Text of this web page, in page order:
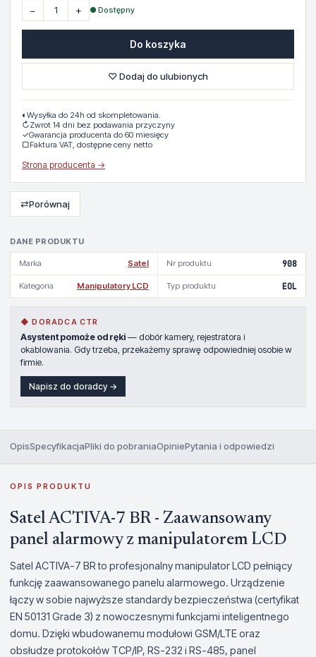
DANE PRODUKTU
Marka Satel Nr produktu 908
Kategoria Manipulatory LCD Typ produktu EOL
◆ DORADCA CTR
Asystent pomoże od ręki — dobór kamery, rejestratora i
okablowania. Gdy trzeba, przekażemy sprawę odpowiedniej osobie w
firmie.
Napisz do doradcy →
− + ● Dostępny
Do koszyka
♡ Dodaj do ulubionych
◐ Wysyłka do 24h od skompletowania.
↻Zwrot 14 dni bez podawania przyczyny
✓Gwarancja producenta do 60 miesięcy
▢Faktura VAT, dostępne ceny netto
Strona producenta →
⇄Porównaj
OpisSpecyfikacjaPliki do pobraniaOpiniePytania i odpowiedzi
OPIS PRODUKTU
Satel ACTIVA-7 BR - Zaawansowany
panel alarmowy z manipulatorem LCD
Satel ACTIVA-7 BR to profesjonalny manipulator LCD pełniący
funkcję zaawansowanego panelu alarmowego. Urządzenie
łączy w sobie najwyższe standardy bezpieczeństwa (certyfikat
EN 50131 Grade 3) z nowoczesnymi funkcjami inteligentnego
domu. Dzięki wbudowanemu modułowi GSM/LTE oraz
obsłudze protokołów TCP/IP, RS-232 i RS-485, panel